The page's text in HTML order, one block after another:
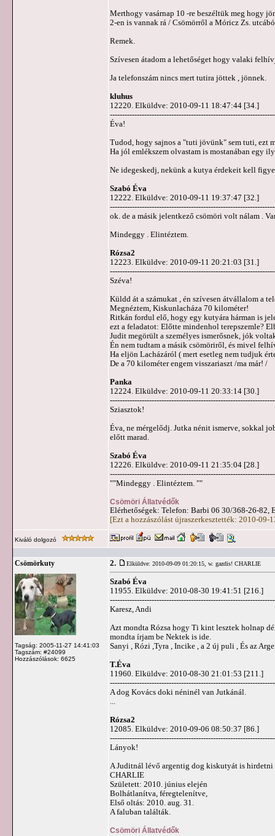
Merthogy vasárnap 10 -re beszéltük meg hogy
2-en is vannak rá / Csömörről a Móricz Zs.
Remek.
Szívesen átadom a lehetőséget hogy valaki
Ja telefonszám nincs mert tutira jöttek , jönnek.
kluhus
12220. Elküldve: 2010-09-11 18:47:44 [34.]
Éva!
Tudod, hogy sajnos a "tuti jövünk" sem tuti, ezt
Ha jól emlékszem olvastam is mostanában egy
Ne idegeskedj, nekünk a kutya érdekeit kell
Szabó Éva
12222. Elküldve: 2010-09-11 19:37:47 [32.]
ok. de a másik jelentkező csömöri volt nálam .
Mindeggy . Elintéztem.
Rózsa2
12223. Elküldve: 2010-09-11 20:21:03 [31.]
Széva!
Küldd át a számukat , én szívesen átvállalom a
Megnéztem, Kiskunlacháza 70 kilométer!
Ritkán fordul elő, hogy egy kutyára hárman is
ezt a feladatot: Előtte mindenhol terepszemle?
Judit megörült a személyes ismerősnek, jók
Én nem tudtam a másik csömöriről, és mivel
Ha eljön Lacházáról ( mert esetleg nem tudjuk
De a 70 kilométer engem visszariaszt /ma már! /
Panka
12224. Elküldve: 2010-09-11 20:33:14 [30.]
Sziasztok!
Éva, ne mérgelődj. Jutka nénit ismerve, sokkal
előtt marad.
Szabó Éva
12226. Elküldve: 2010-09-11 21:35:04 [28.]
""Mindeggy . Elintéztem. ""
Csömöri Állatvédők
Elérhetőségek: Telefon: Barbi 06 30/368-26-82,
[Ezt a hozzászólást újraszerkesztették: 2010-09-
Kiváló dolgozó
Csömörkuty
Tagság: 2005-11-27 14:41:03
Tagszám: #24099
Hozzászólások: 6625
2. Elküldve: 2010-09-09 01:20:15, w. gazdis! CHARLIE
Szabó Éva
11955. Elküldve: 2010-08-30 19:41:51 [216.]
Karesz, Andi
Azt mondta Rózsa hogy Ti kint lesztek holnap
mondta írjam be Nektek is ide.
Sanyi , Rózi ,Tyra , Incike , a 2 új puli , És az
T.Éva
11960. Elküldve: 2010-08-30 21:01:53 [211.]
A dog Kovács doki néninél van Jutkánál.
Rózsa2
12085. Elküldve: 2010-09-06 08:50:37 [86.]
Lányok!
A Juditnál lévő argentig dog kiskutyát is hirdetni
CHARLIE
Született: 2010. június elején
Bolhátlanítva, féregtelenítve,
Első oltás: 2010. aug. 31.
A faluban találták.
Csömöri Állatvédők